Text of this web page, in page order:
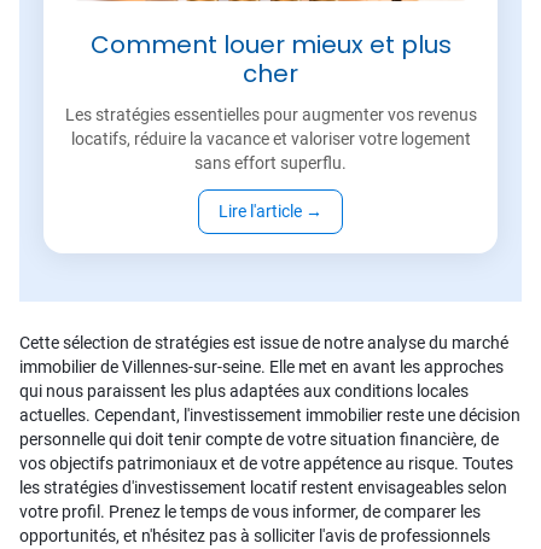
Comment louer mieux et plus
cher
Les stratégies essentielles pour augmenter vos revenus
locatifs, réduire la vacance et valoriser votre logement
sans effort superflu.
Lire l'article →
Cette sélection de stratégies est issue de notre analyse du marché
immobilier de Villennes-sur-seine. Elle met en avant les approches
qui nous paraissent les plus adaptées aux conditions locales
actuelles. Cependant, l'investissement immobilier reste une décision
personnelle qui doit tenir compte de votre situation financière, de
vos objectifs patrimoniaux et de votre appétence au risque. Toutes
les stratégies d'investissement locatif restent envisageables selon
votre profil. Prenez le temps de vous informer, de comparer les
opportunités, et n'hésitez pas à solliciter l'avis de professionnels